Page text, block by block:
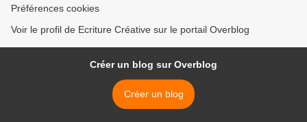
Préférences cookies
Voir le profil de Ecriture Créative sur le portail Overblog
Créer un blog sur Overblog
Créer un blog